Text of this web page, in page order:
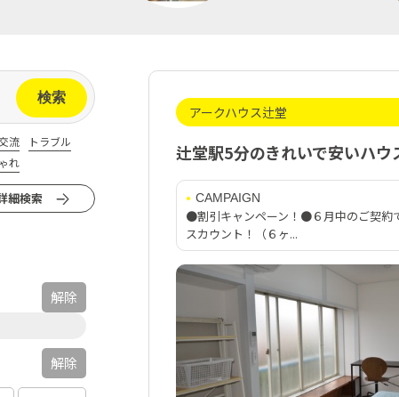
流
トラブル
れ
細検索
解除
解除
アークハウス辻堂
辻堂駅5分のきれいで安いハウ
CAMPAIGN
●割引キャンペーン！●６月中のご契約
スカウント！（６ヶ...